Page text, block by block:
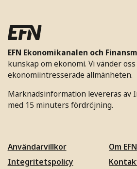
EFN Ekonomikanalen och
kunskap om ekonomi. Vi vänder
ekonomiintresserade allmänheten.
Marknadsinformation levereras av
med 15 minuters fördröjning.
Användarvillkor
Integritetspolicy
Om EFN